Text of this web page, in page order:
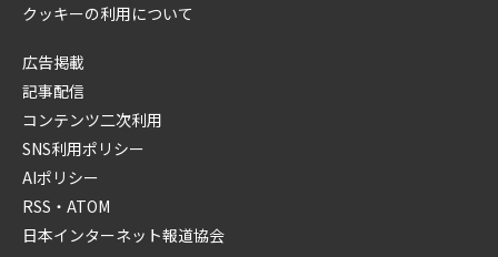
クッキーの利用について
広告掲載
記事配信
コンテンツ二次利用
SNS利用ポリシー
AIポリシー
RSS・ATOM
日本インターネット報道協会